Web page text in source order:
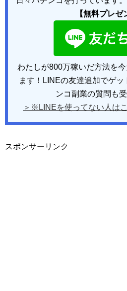
【無料プレゼ
わたしが800万稼いだ方法を
ます！LINEの友達追加でゲ
ンコ副業の質問も
＞※LINEを使ってない人は
スポンサーリンク